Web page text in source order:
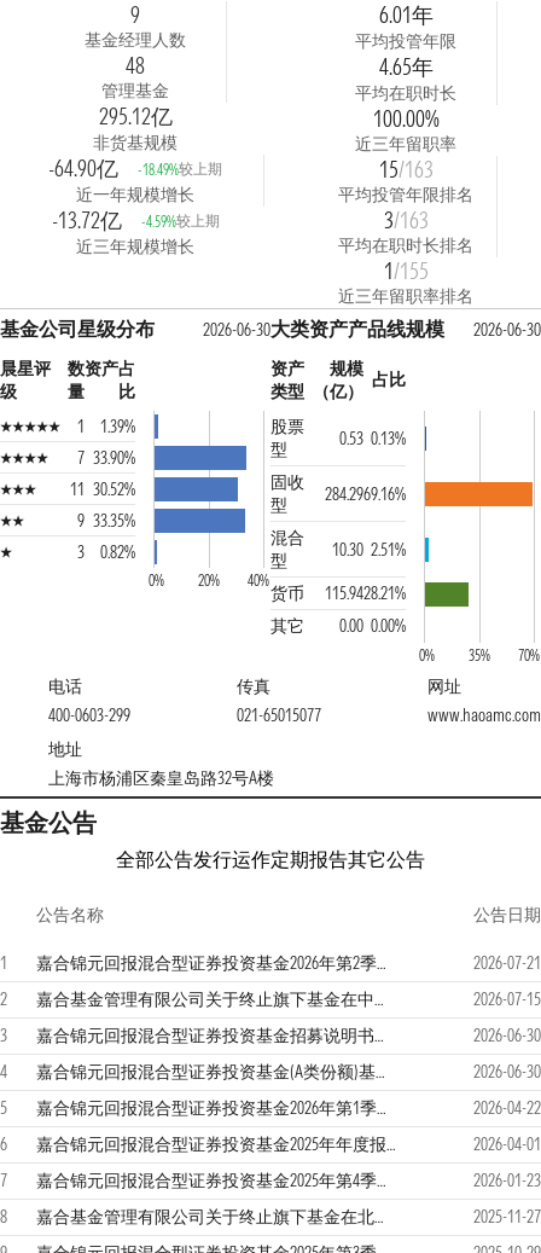
9
基金经理人数
48
管理基金
295.12亿
非货基规模
-64.90亿 -18.49%较上期
近一年规模增长
-13.72亿 -4.59%较上期
近三年规模增长
6.01年
平均投管年限
4.65年
平均在职时长
100.00%
近三年留职率
15/163
平均投管年限排名
3/163
平均在职时长排名
1/155
近三年留职率排名
基金公司星级分布
2026-06-30
晨星评
级
数
量
资产占
比
1
1.39%
7 33.90%
11 30.52%
9 33.35%
3
0.82%
0% 20% 40%
大类资产产品线规模
2026-06-30
资产
类型
规模
（亿）
占比
股票
型
0.53 0.13%
固收
型
284.2969.16%
混合
型
10.30 2.51%
货币
115.9428.21%
其它
0.00 0.00%
0% 35% 70%
电话
400-0603-299
传真
021-65015077
网址
www.haoamc.com
地址
上海市杨浦区秦皇岛路32号A楼
基金公告
全部公告发行运作定期报告其它公告
公告名称 公告日期
1 嘉合锦元回报混合型证券投资基金2026年第2季度报告
2026-07-21
2
嘉合基金管理有限公司关于终止旗下基金在中证金牛（北京）基金销售有限公司办理相关销售业务的公告
2026-07-15
3
嘉合锦元回报混合型证券投资基金招募说明书（更新）（2026年第1号）
2026-06-30
4
嘉合锦元回报混合型证券投资基金(A类份额)基金产品资料概要更新
2026-06-30
5
嘉合锦元回报混合型证券投资基金2026年第1季度报告
2026-04-22
6
嘉合锦元回报混合型证券投资基金2025年年度报告
2026-04-01
7
嘉合锦元回报混合型证券投资基金2025年第4季度报告
2026-01-23
8
嘉合基金管理有限公司关于终止旗下基金在北京微动利基金销售有限公司办理相关销售业务的公告
2025-11-27